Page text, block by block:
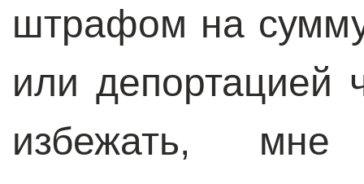
штрафом на
или депортацией
избежать,